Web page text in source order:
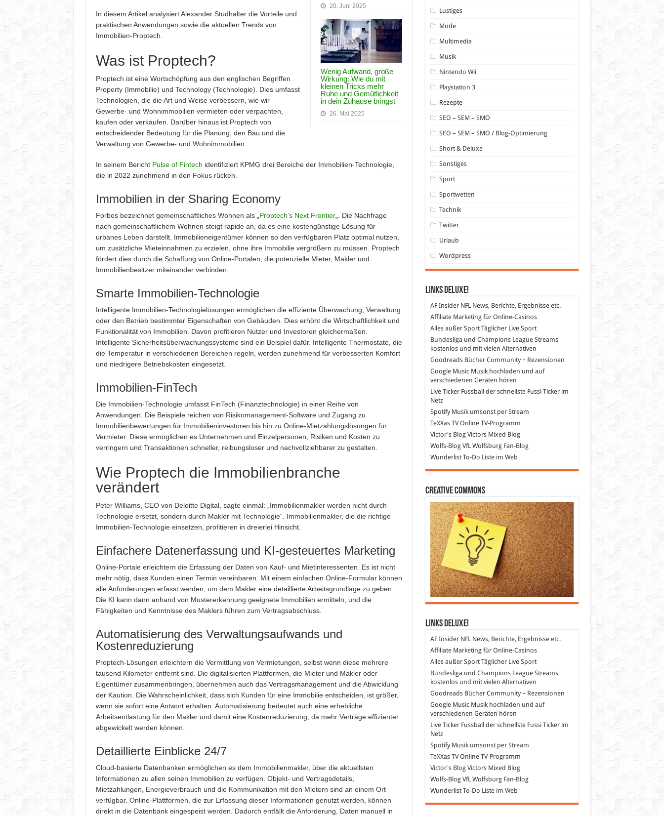
20. Juni 2025
Wenig Aufwand, große
Wirkung: Wie du mit
kleinen Tricks mehr
Ruhe und Gemütlichkeit
in dein Zuhause bringst
26. Mai 2025
In diesem Artikel analysiert Alexander Studhalter die Vorteile und
praktischen Anwendungen sowie die aktuellen Trends von
Immobilien-Proptech.
Was ist Proptech?
Proptech ist eine Wortschöpfung aus den englischen Begriffen
Property (Immobilie) und Technology (Technologie). Dies umfasst
Technologien, die die Art und Weise verbessern, wie wir
Gewerbe- und Wohnimmobilien vermieten oder verpachten,
kaufen oder verkaufen. Darüber hinaus ist Proptech von
entscheidender Bedeutung für die Planung, den Bau und die
Verwaltung von Gewerbe- und Wohnimmobilien.
In seinem Bericht Pulse of Fintech identifiziert KPMG drei Bereiche der Immobilien-Technologie,
die in 2022 zunehmend in den Fokus rücken.
Immobilien in der Sharing Economy
Forbes bezeichnet gemeinschaftliches Wohnen als „Proptech’s Next Frontier„. Die Nachfrage
nach gemeinschaftlichem Wohnen steigt rapide an, da es eine kostengünstige Lösung für
urbanes Leben darstellt. Immobilieneigentümer können so den verfügbaren Platz optimal nutzen,
um zusätzliche Mieteinnahmen zu erzielen, ohne ihre Immobilie vergrößern zu müssen. Proptech
fördert dies durch die Schaffung von Online-Portalen, die potenzielle Mieter, Makler und
Immobilienbesitzer miteinander verbinden.
Smarte Immobilien-Technologie
Intelligente Immobilien-Technologielösungen ermöglichen die effiziente Überwachung, Verwaltung
oder den Betrieb bestimmter Eigenschaften von Gebäuden. Dies erhöht die Wirtschaftlichkeit und
Funktionalität von Immobilien. Davon profitieren Nutzer und Investoren gleichermaßen.
Intelligente Sicherheitsüberwachungssysteme sind ein Beispiel dafür. Intelligente Thermostate, die
die Temperatur in verschiedenen Bereichen regeln, werden zunehmend für verbesserten Komfort
und niedrigere Betriebskosten eingesetzt.
Immobilien-FinTech
Die Immobilien-Technologie umfasst FinTech (Finanztechnologie) in einer Reihe von
Anwendungen. Die Beispiele reichen von Risikomanagement-Software und Zugang zu
Immobilienbewertungen für Immobilieninvestoren bis hin zu Online-Mietzahlungslösungen für
Vermieter. Diese ermöglichen es Unternehmen und Einzelpersonen, Risiken und Kosten zu
verringern und Transaktionen schneller, reibungsloser und nachvollziehbarer zu gestalten.
Wie Proptech die Immobilienbranche
verändert
Peter Williams, CEO von Deloitte Digital, sagte einmal: „Immobilienmakler werden nicht durch
Technologie ersetzt, sondern durch Makler mit Technologie“. Immobilienmakler, die die richtige
Immobilien-Technologie einsetzen, profitieren in dreierlei Hinsicht.
Einfachere Datenerfassung und KI-gesteuertes Marketing
Online-Portale erleichtern die Erfassung der Daten von Kauf- und Mietinteressenten. Es ist nicht
mehr nötig, dass Kunden einen Termin vereinbaren. Mit einem einfachen Online-Formular können
alle Anforderungen erfasst werden, um dem Makler eine detaillierte Arbeitsgrundlage zu geben.
Die KI kann dann anhand von Mustererkennung geeignete Immobilien ermitteln, und die
Fähigkeiten und Kenntnisse des Maklers führen zum Vertragsabschluss.
Automatisierung des Verwaltungsaufwands und
Kostenreduzierung
Proptech-Lösungen erleichtern die Vermittlung von Vermietungen, selbst wenn diese mehrere
tausend Kilometer entfernt sind. Die digitalisierten Plattformen, die Mieter und Makler oder
Eigentümer zusammenbringen, übernehmen auch das Vertragsmanagement und die Abwicklung
der Kaution. Die Wahrscheinlichkeit, dass sich Kunden für eine Immobilie entscheiden, ist größer,
wenn sie sofort eine Antwort erhalten. Automatisierung bedeutet auch eine erhebliche
Arbeitsentlastung für den Makler und damit eine Kostenreduzierung, da mehr Verträge effizienter
abgewickelt werden können.
Detaillierte Einblicke 24/7
Cloud-basierte Datenbanken ermöglichen es dem Immobilienmakler, über die aktuellsten
Informationen zu allen seinen Immobilien zu verfügen. Objekt- und Vertragsdetails,
Mietzahlungen, Energieverbrauch und die Kommunikation mit den Mietern sind an einem Ort
verfügbar. Online-Plattformen, die zur Erfassung dieser Informationen genutzt werden, können
direkt in die Datenbank eingespeist werden. Dadurch entfällt die Anforderung, Daten manuell in
Lustiges
Mode
Multimedia
Musik
Nintendo Wii
Playstation 3
Rezepte
SEO – SEM – SMO
SEO – SEM – SMO / Blog-Optimierung
Short & Deluxe
Sonstiges
Sport
Sportwetten
Technik
Twitter
Urlaub
Wordpress
Links DeLuXe!
AF InsiderNFL News, Berichte, Ergebnisse etc.
Affiliate Marketingfür Online-Casinos
Alles außer SportTäglicher Live Sport
Bundesliga und Champions League Streams
kostenlos und mit vielen Alternativen
GoodreadsBücher Community + Rezensionen
Google MusicMusik hochladen und auf
verschiedenen Geräten hören
Live Ticker Fussball
der schnellste Fussi Ticker im
Netz
SpotifyMusik umsonst per Stream
TeXXas TVOnline TV-Programm
Victor's BlogVictors Mixed Blog
Wolfs-BlogVfL Wolfsburg Fan-Blog
WunderlistTo-Do Liste im Web
Creative Commons
Links DeLuXe!
AF InsiderNFL News, Berichte, Ergebnisse etc.
Affiliate Marketingfür Online-Casinos
Alles außer SportTäglicher Live Sport
Bundesliga und Champions League Streams
kostenlos und mit vielen Alternativen
GoodreadsBücher Community + Rezensionen
Google MusicMusik hochladen und auf
verschiedenen Geräten hören
Live Ticker Fussball
der schnellste Fussi Ticker im
Netz
SpotifyMusik umsonst per Stream
TeXXas TVOnline TV-Programm
Victor's BlogVictors Mixed Blog
Wolfs-BlogVfL Wolfsburg Fan-Blog
WunderlistTo-Do Liste im Web